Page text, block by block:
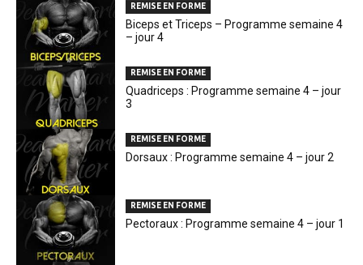
REMISE EN FORME
Biceps et Triceps – Programme semaine 4
– jour 4
REMISE EN FORME
Quadriceps : Programme semaine 4 – jour
3
REMISE EN FORME
Dorsaux : Programme semaine 4 – jour 2
REMISE EN FORME
Pectoraux : Programme semaine 4 – jour 1